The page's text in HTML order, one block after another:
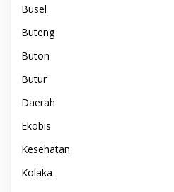
Busel
Buteng
Buton
Butur
Daerah
Ekobis
Kesehatan
Kolaka